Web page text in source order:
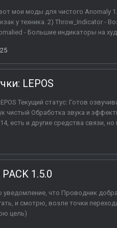
мои моды для чистого Anomaly
у техника. 2) Throw_Indicator -
- Большие индикаторы на
LEPOS
Текущий статус: Готов
чистый Обработка звука и
есть и другие средства связи,
1.5.0
уведомление, что Проводник
и смотрю, возле точки
цель)